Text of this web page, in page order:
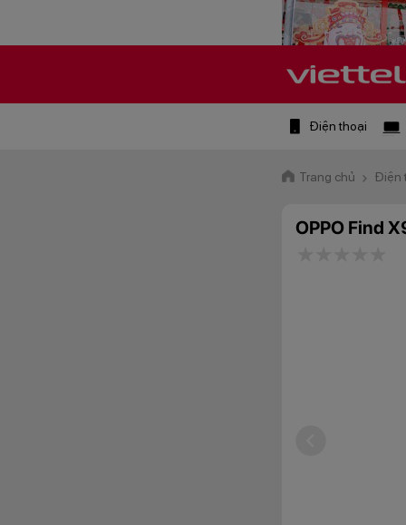
Điện thoại
Trang chủ Điện
OPPO Find